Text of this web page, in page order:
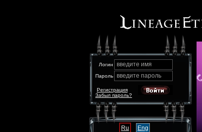
Логин введите имя
Пароль введите пароль
Забыл пароль?
Регистрация
Ru
Eng